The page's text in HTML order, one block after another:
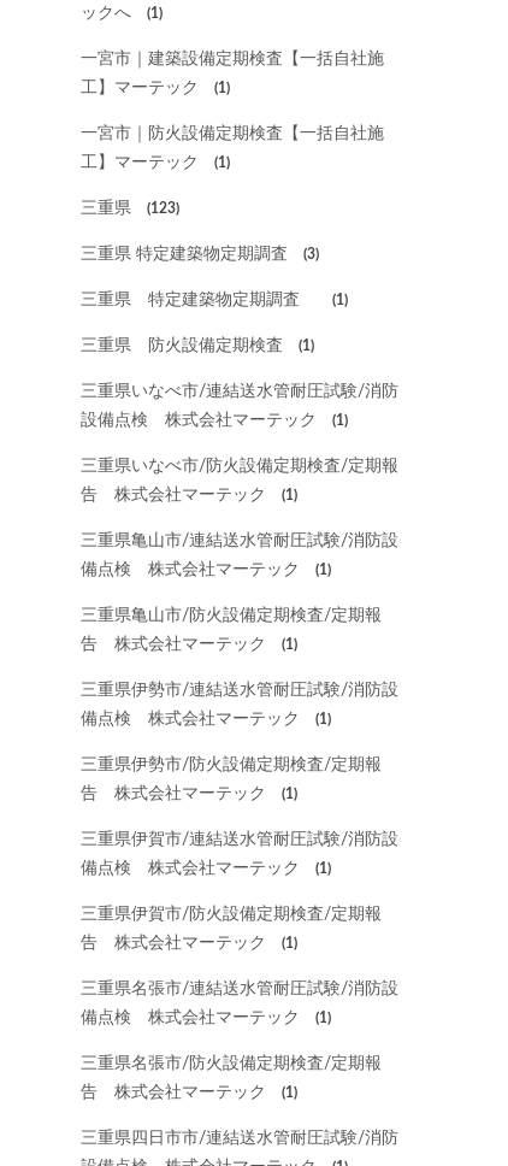
ックへ
(1)
一宮市｜建築設備定期検査【一括自社施
工】マーテック
(1)
一宮市｜防火設備定期検査【一括自社施
工】マーテック
(1)
三重県 (123)
三重県 特定建築物定期調査 (3)
三重県 特定建築物定期調査 (1)
三重県 防火設備定期検査 (1)
三重県いなべ市/連結送水管耐圧試験/消防
設備点検 株式会社マーテック
(1)
三重県いなべ市/防火設備定期検査/定期報
告 株式会社マーテック
(1)
三重県亀山市/連結送水管耐圧試験/消防設
備点検 株式会社マーテック
(1)
三重県亀山市/防火設備定期検査/定期報
告 株式会社マーテック
(1)
三重県伊勢市/連結送水管耐圧試験/消防設
備点検 株式会社マーテック
(1)
三重県伊勢市/防火設備定期検査/定期報
告 株式会社マーテック
(1)
三重県伊賀市/連結送水管耐圧試験/消防設
備点検 株式会社マーテック
(1)
三重県伊賀市/防火設備定期検査/定期報
告 株式会社マーテック
(1)
三重県名張市/連結送水管耐圧試験/消防設
備点検 株式会社マーテック
(1)
三重県名張市/防火設備定期検査/定期報
告 株式会社マーテック
(1)
三重県四日市市/連結送水管耐圧試験/消防